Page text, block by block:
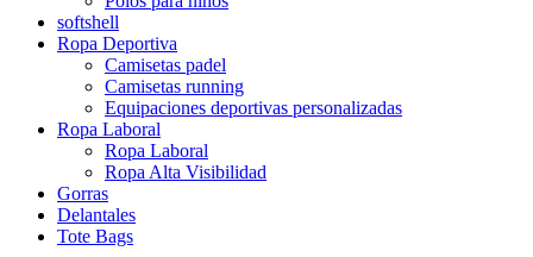
softshell
Ropa Deportiva
Camisetas padel
Camisetas running
Equipaciones deportivas personalizadas
Ropa Laboral
Ropa Laboral
Ropa Alta Visibilidad
Gorras
Delantales
Tote Bags